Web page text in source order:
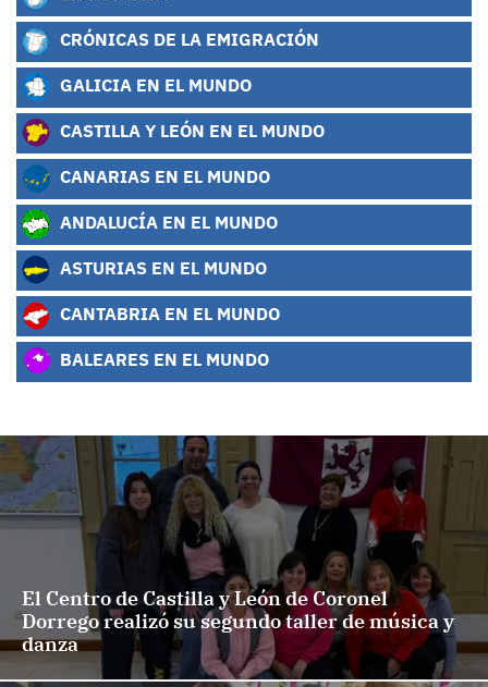
CRÓNICAS DE LA EMIGRACIÓN
GALICIA EN EL MUNDO
CASTILLA Y LEÓN EN EL MUNDO
CANARIAS EN EL MUNDO
ANDALUCÍA EN EL MUNDO
ASTURIAS EN EL MUNDO
CANTABRIA EN EL MUNDO
BALEARES EN EL MUNDO
El Centro de Castilla y León de Coronel
Dorrego realizó su segundo taller de música y
danza